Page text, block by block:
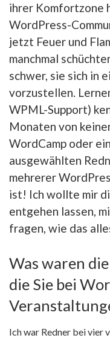
ihrer Komfortzone
WordPress-
jetzt Feuer und
manchmal
schwer, sie sich in
vorzustellen.
WPML-Support)
Monaten von
WordCamp oder
ausgewählten
mehrerer
ist! Ich wollte mir
entgehen lassen,
fragen, wie das
Was waren
die Sie bei
Ich war Redner bei vier